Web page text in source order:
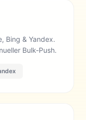
Bing & Yandex.
Bulk-Push.